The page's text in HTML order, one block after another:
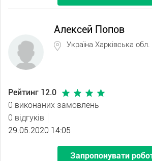
Алексей Попов
Україна Харківська обл.
Рейтинг 12.0
0 виконаних замовлень
0 відгуків
29.05.2020 14:05
Запропонувати